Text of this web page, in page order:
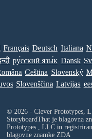
Français Deutsch Italiana
ру́сский язы́к Dansk
Ceština Slovenský
Slovenščina Latvijas
© 2026 - Clever Prototypes,
StoryboardThat je blagovna
Prototypes , LLCin
blagovne znamke ZDA